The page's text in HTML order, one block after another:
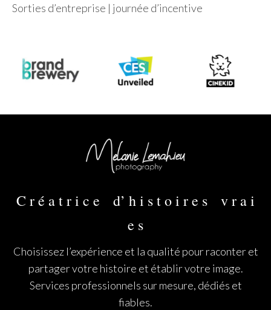
Sorties d’entreprise | journée d’incentive
C r é a t r i c e d’ h i s t o i r e s v r a i
e s
Choisissez l’expérience et la qualité pour raconter et
partager votre histoire et établir votre image.
Services professionnels sur mesure, dédiés et
fiables.